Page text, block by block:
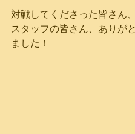
対戦してくださった皆さん
スタッフの皆さん、ありが
ました！